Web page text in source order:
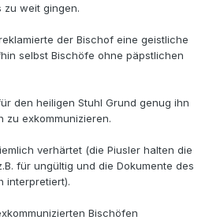
zu weit gingen.
der Bischof eine geistliche
selbst Bischöfe ohne päpstlichen
den heiligen Stuhl Grund genug ihn
zu exkommunizieren.
verhärtet (die Piusler halten die
für ungültig und die Dokumente des
interpretiert).
Bischöfen